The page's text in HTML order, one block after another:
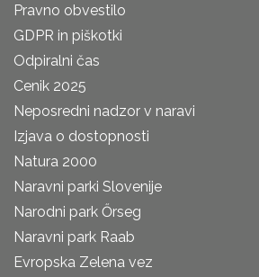
Pravno obvestilo
GDPR in piškotki
Odpiralni čas
Cenik 2025
Neposredni nadzor v naravi
Izjava o dostopnosti
Natura 2000
Naravni parki Slovenije
Narodni park Őrseg
Naravni park Raab
Evropska Zelena vez